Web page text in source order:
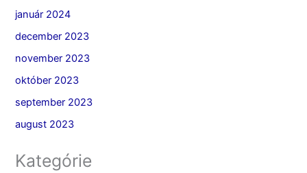
január 2024
december 2023
november 2023
október 2023
september 2023
august 2023
Kategórie